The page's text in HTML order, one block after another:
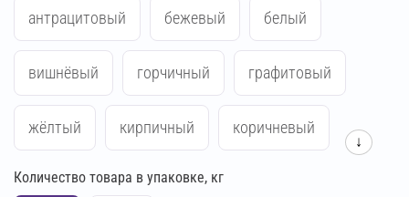
антрацитовый бежевый белый
вишнёвый горчичный графитовый
жёлтый кирпичный коричневый
красный кремово-бежевый
↓
Количество товара в упаковке, кг